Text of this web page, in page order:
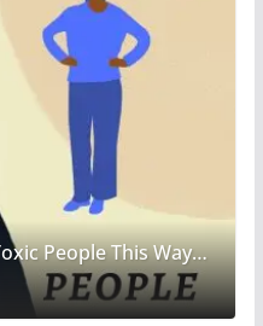
People This Way…